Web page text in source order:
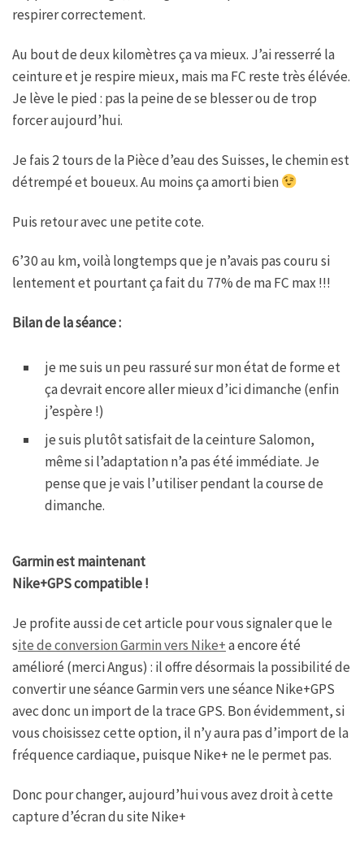
respirer correctement.
Au bout de deux kilomètres ça va mieux. J’ai resserré la
ceinture et je respire mieux, mais ma FC reste très élévée.
Je lève le pied : pas la peine de se blesser ou de trop
forcer aujourd’hui.
Je fais 2 tours de la Pièce d’eau des Suisses, le chemin est
détrempé et boueux. Au moins ça amorti bien
Puis retour avec une petite cote.
6’30 au km, voilà longtemps que je n’avais pas couru si
lentement et pourtant ça fait du 77% de ma FC max !!!
Bilan de la séance :
je me suis un peu rassuré sur mon état de forme et
ça devrait encore aller mieux d’ici dimanche (enfin
j’espère !)
je suis plutôt satisfait de la ceinture Salomon,
même si l’adaptation n’a pas été immédiate. Je
pense que je vais l’utiliser pendant la course de
dimanche.
Garmin est maintenant
Nike+GPS compatible !
Je profite aussi de cet article pour vous signaler que le
site de conversion Garmin vers Nike+a encore été
amélioré (merci Angus) : il offre désormais la possibilité de
convertir une séance Garmin vers une séance Nike+GPS
avec donc un import de la trace GPS. Bon évidemment, si
vous choisissez cette option, il n’y aura pas d’import de la
fréquence cardiaque, puisque Nike+ ne le permet pas.
Donc pour changer, aujourd’hui vous avez droit à cette
capture d’écran du site Nike+